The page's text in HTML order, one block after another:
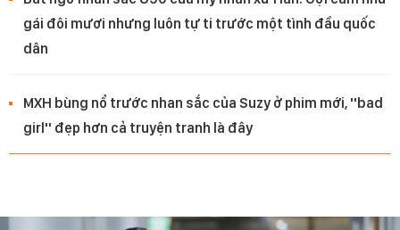
gái đôi mươi nhưng luôn tự ti trước một tình đầu quốc
dân
MXH bùng nổ trước nhan sắc của Suzy ở phim mới, ''bad
girl'' đẹp hơn cả truyện tranh là đây